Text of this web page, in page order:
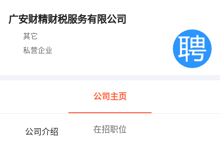
广安财精财税服务有限公司
其它
私营企业
公司主页
在招职位
公司介绍